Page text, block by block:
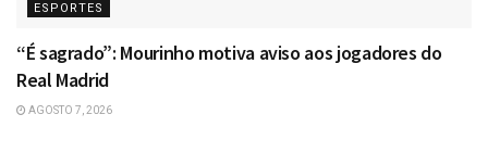
ESPORTES
“É sagrado”: Mourinho motiva aviso aos jogadores do
Real Madrid
AGOSTO 7, 2026